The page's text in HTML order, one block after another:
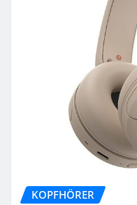
KOPFHÖRER